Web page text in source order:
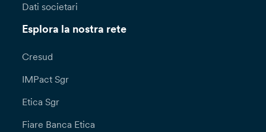
Dati societari
Esplora la nostra rete
Cresud
IMPact Sgr
Etica Sgr
Fiare Banca Etica